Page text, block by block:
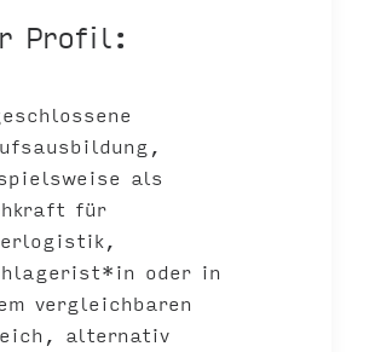
Profil:
als
für
oder in
vergleichbaren
alternativ